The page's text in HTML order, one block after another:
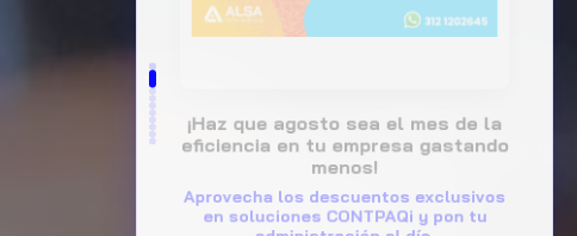
📌 Webinar GRATUITO: ¿Tu empresa
está realmente lista para la
IMSS o ISR adaptando tu negocio a las
nuevas normativas vigentes en México.
Acompáñanos este 20 de agosto a las 10:00 a.m.
expertos de CONTPAQi® cómo automatizar tu
cumplimiento fiscal de forma práctica, rápida y